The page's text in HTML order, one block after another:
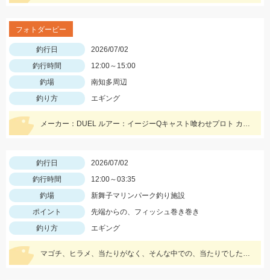
フォトダービー
釣行日
2026/07/02
釣行時間
12:00～15:00
釣場
南知多周辺
釣り方
エギング
メーカー：DUEL ルアー：イージーQキャスト喰わせプロト カラー：ケイムラブラウンゴールド
釣行日
2026/07/02
釣行時間
12:00～03:35
釣場
新舞子マリンパーク釣り施設
ポイント
先端からの、フィッシュ巻き巻き
釣り方
エギング
マゴチ、ヒラメ、当たりがなく、そんな中での、当たりでした、感謝新舞子様